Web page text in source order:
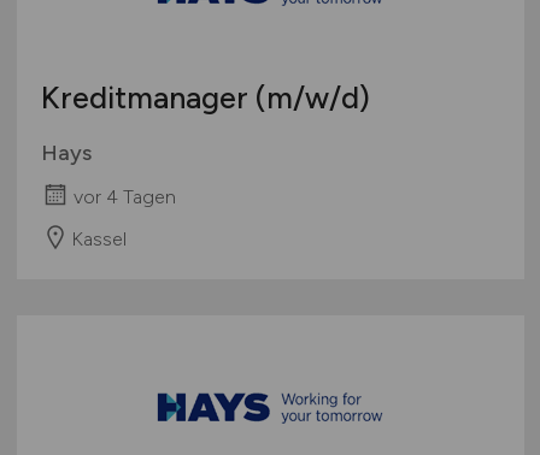
Kreditmanager (m/w/d)
Hays
vor 4 Tagen
Kassel